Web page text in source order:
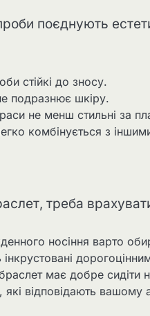
поєднують
стійкі до зносу.
подразнює шкіру.
не менш стильні за
комбінується з
треба
носіння варто
інкрустовані
має добре сидіти
відповідають вашому